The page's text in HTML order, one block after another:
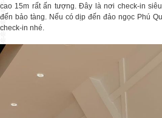
cao 15m rất ấn tượng. Đây là nơi check-in
đến bảo tàng. Nếu có dịp đến đảo ngọc Phú
check-in nhé.